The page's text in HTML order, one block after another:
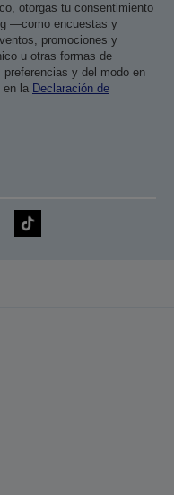
otorgas tu consentimiento
—como encuestas y
promociones y
u otras formas de
y del modo en
en la Declaración de